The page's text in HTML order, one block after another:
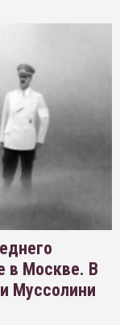
в Москве. В
Муссолини